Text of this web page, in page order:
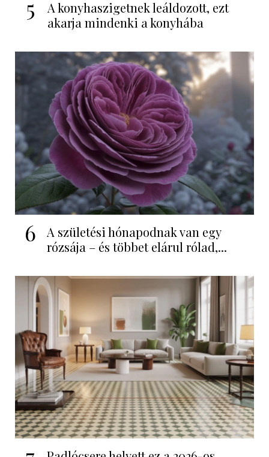
5
A konyhaszigetnek leáldozott, ezt
akarja mindenki a konyhába
6
A születési hónapodnak van egy
rózsája – és többet elárul rólad,...